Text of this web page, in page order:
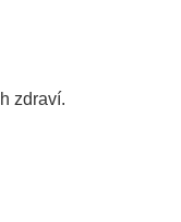
zdraví.